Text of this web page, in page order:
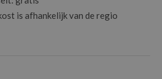
is afhankelijk van de regio